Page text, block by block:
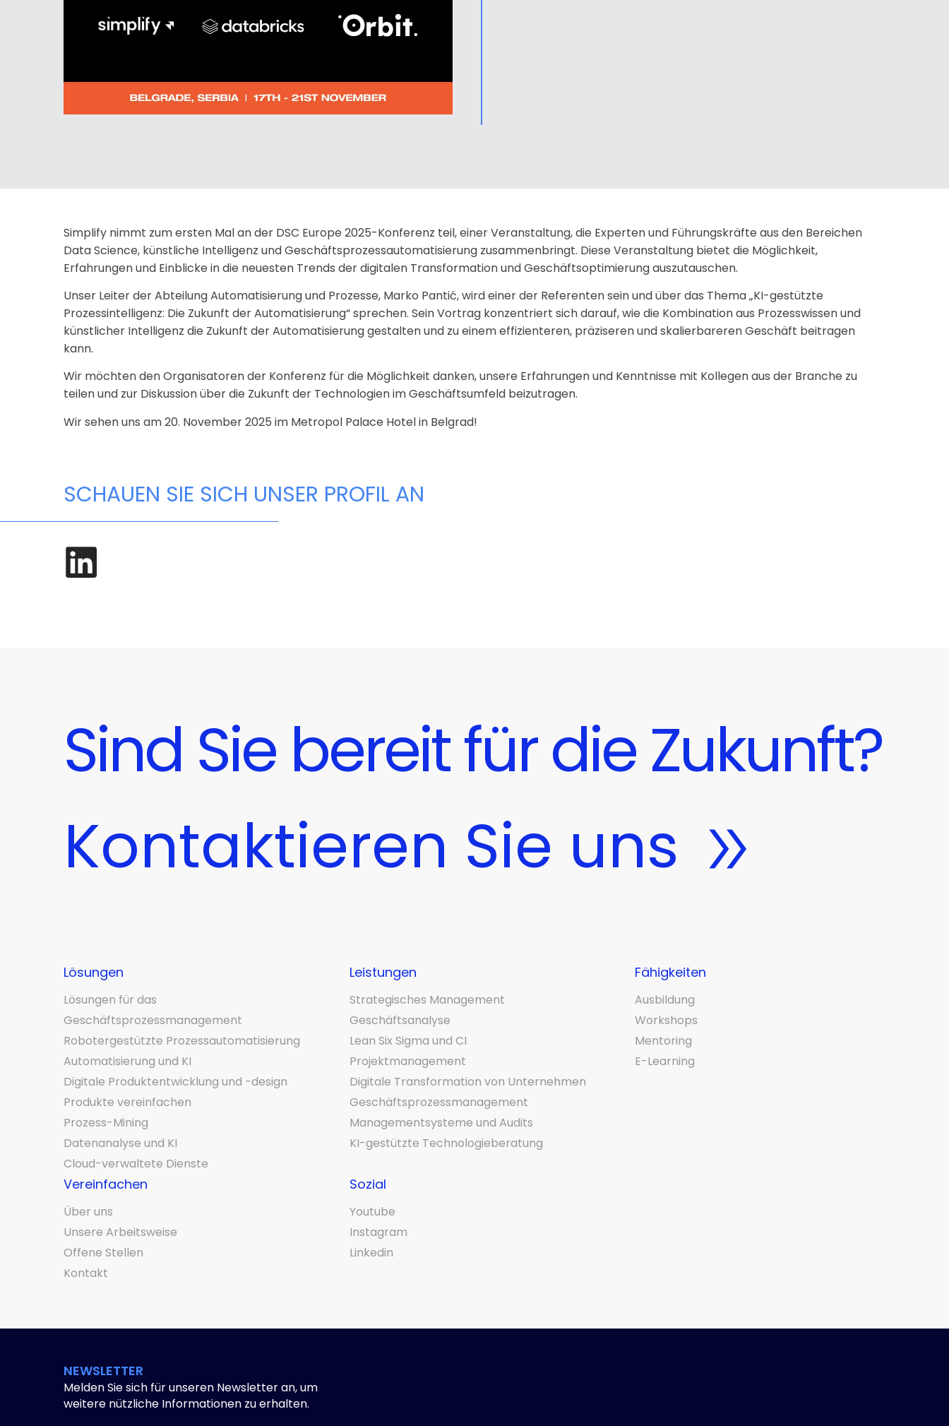
Simplify nimmt zum ersten Mal an der DSC Europe 2025-Konferenz teil, einer Veranstaltung, die Experten und Führungskräfte aus den Bereichen
Data Science, künstliche Intelligenz und Geschäftsprozessautomatisierung zusammenbringt. Diese Veranstaltung bietet die Möglichkeit,
Erfahrungen und Einblicke in die neuesten Trends der digitalen Transformation und Geschäftsoptimierung auszutauschen.
Unser Leiter der Abteilung Automatisierung und Prozesse, Marko Pantić, wird einer der Referenten sein und über das Thema „KI-gestützte
Prozessintelligenz: Die Zukunft der Automatisierung“ sprechen. Sein Vortrag konzentriert sich darauf, wie die Kombination aus Prozesswissen und
künstlicher Intelligenz die Zukunft der Automatisierung gestalten und zu einem effizienteren, präziseren und skalierbareren Geschäft beitragen
kann.
Wir möchten den Organisatoren der Konferenz für die Möglichkeit danken, unsere Erfahrungen und Kenntnisse mit Kollegen aus der Branche zu
teilen und zur Diskussion über die Zukunft der Technologien im Geschäftsumfeld beizutragen.
Wir sehen uns am 20. November 2025 im Metropol Palace Hotel in Belgrad!
SCHAUEN SIE SICH UNSER PROFIL AN
Sind Sie bereit für die Zukunft?
Kontaktieren Sie uns
Lösungen
Lösungen für das
Geschäftsprozessmanagement
Robotergestützte Prozessautomatisierung
Automatisierung und KI
Digitale Produktentwicklung und -design
Produkte vereinfachen
Prozess-Mining
Datenanalyse und KI
Cloud-verwaltete Dienste
Leistungen
Strategisches Management
Geschäftsanalyse
Lean Six Sigma und CI
Projektmanagement
Digitale Transformation von Unternehmen
Geschäftsprozessmanagement
Managementsysteme und Audits
KI-gestützte Technologieberatung
Fähigkeiten
Ausbildung
Workshops
Mentoring
E-Learning
Vereinfachen
Über uns
Unsere Arbeitsweise
Offene Stellen
Kontakt
Sozial
Youtube
Instagram
Linkedin
NEWSLETTER
Melden Sie sich für unseren Newsletter an, um
weitere nützliche Informationen zu erhalten.